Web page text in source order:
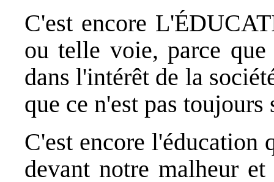
C'est encore
ou telle voie, parce
dans l'intérêt de la
que ce n'est pas
C'est encore l'éducation
devant notre malheur